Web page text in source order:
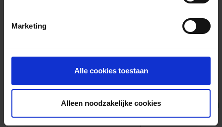
Marketing
Alle cookies toestaan
Alleen noodzakelijke cookies
Foto’s ({{photos.length}})
Eigen foto’s